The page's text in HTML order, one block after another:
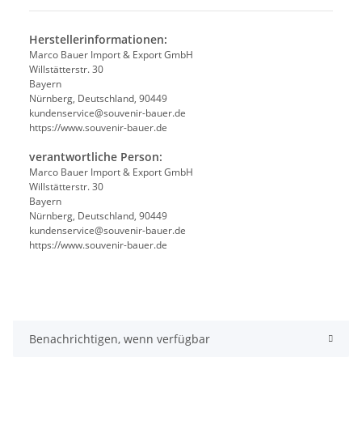
Herstellerinformationen:
Marco Bauer Import & Export GmbH
Willstätterstr. 30
Bayern
Nürnberg, Deutschland, 90449
kundenservice@souvenir-bauer.de
https://www.souvenir-bauer.de
verantwortliche Person:
Marco Bauer Import & Export GmbH
Willstätterstr. 30
Bayern
Nürnberg, Deutschland, 90449
kundenservice@souvenir-bauer.de
https://www.souvenir-bauer.de
Benachrichtigen, wenn verfügbar